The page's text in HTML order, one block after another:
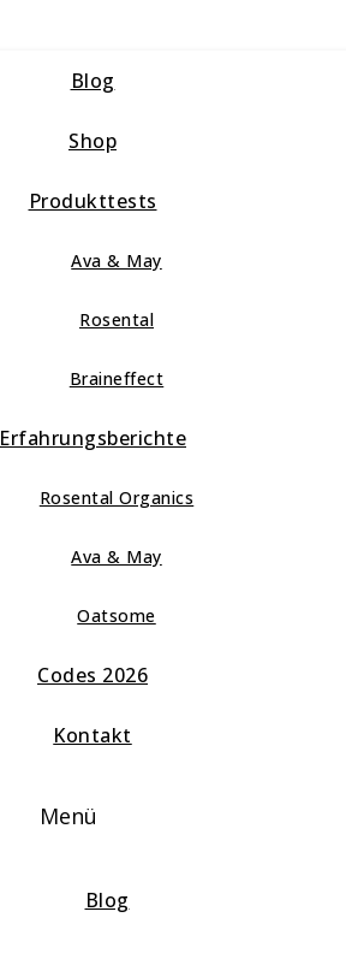
Blog
Shop
Produkttests
Ava & May
Rosental
Braineffect
Erfahrungsberichte
Rosental Organics
Ava & May
Oatsome
Codes 2026
Kontakt
Menü
Blog